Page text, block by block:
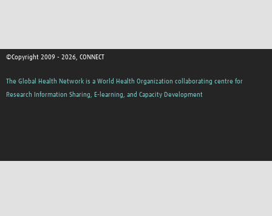
©Copyright 2009 - 2026, CONNECT
The Global Health Network is a World Health Organization collaborating centre for
Research Information Sharing, E-learning, and Capacity Development